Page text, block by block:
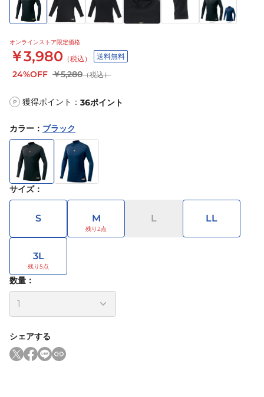
オンラインストア限定価格
￥3,980 （税込） 送料無料
24%OFF ￥5,280（税込）
P 獲得ポイント： 36ポイント
カラー ： ブラック
サイズ：
S M L LL
3L
数量：
シェアする